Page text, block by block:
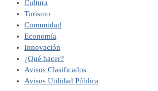
Cultura
Turismo
Comunidad
Economía
Innovación
¿Qué hacer?
Avisos Clasificados
Avisos Utilidad Pública